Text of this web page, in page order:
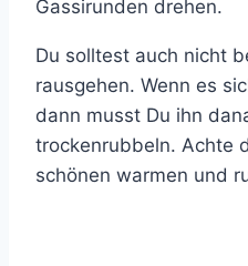
Gassirunden drehen.
Du solltest auch nicht
rausgehen. Wenn es
dann musst Du ihn
trockenrubbeln. Achte
schönen warmen und